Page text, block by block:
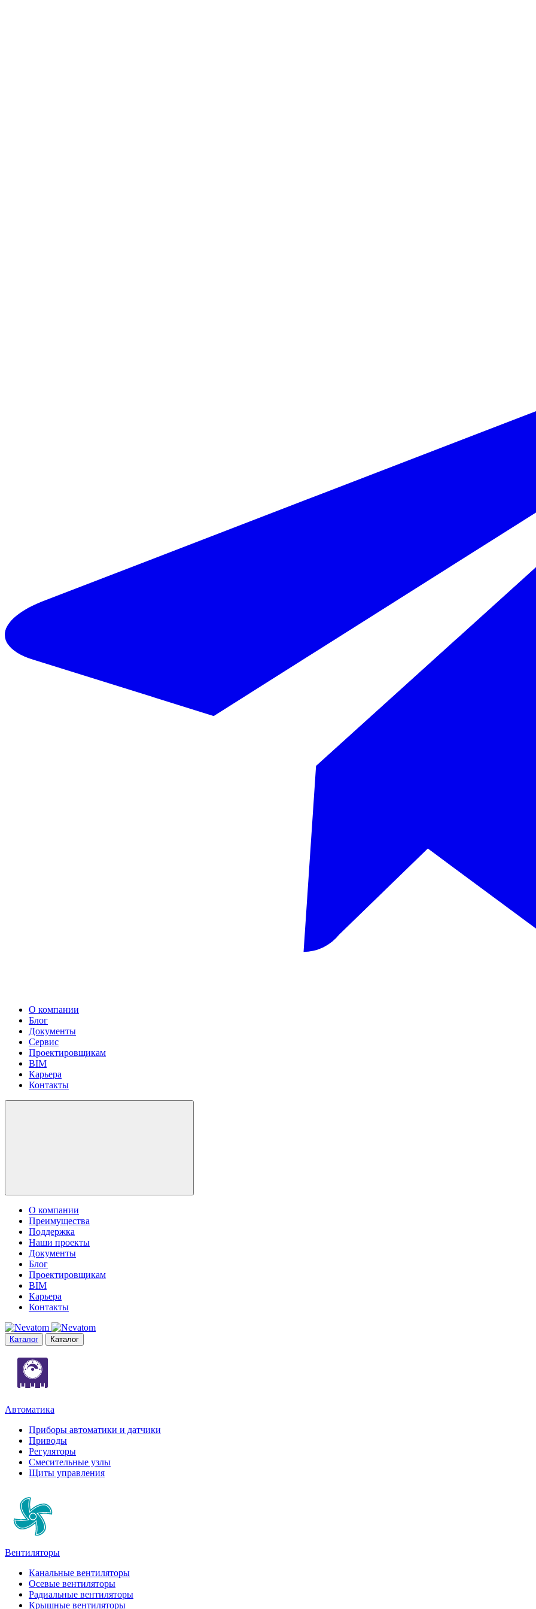
О компании
Блог
Документы
Сервис
Проектировщикам
BIM
Карьера
Контакты
О компании
Преимущества
Поддержка
Наши проекты
Документы
Блог
Проектировщикам
BIM
Карьера
Контакты
Каталог Каталог
Автоматика
Приборы автоматики и датчики
Приводы
Регуляторы
Смесительные узлы
Щиты управления
Вентиляторы
Канальные вентиляторы
Осевые вентиляторы
Радиальные вентиляторы
Крышные вентиляторы